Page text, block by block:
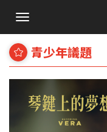
手
選
單
青少年議題